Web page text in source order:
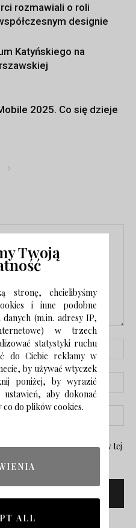
rozmawiali o roli
designie
Katyńskiego na
2025. Co się dzieje
mail i stronę internetową w tej
skomentuję.
Twoją
stronę, chcielibyśmy
i inne podobne
(m.in. adresy IP,
w trzech
statystyki ruchu
do Ciebie reklamy w
by używać wtyczek
poniżej, by wyrazić
aby dokonać
do plików cookies.
ALL